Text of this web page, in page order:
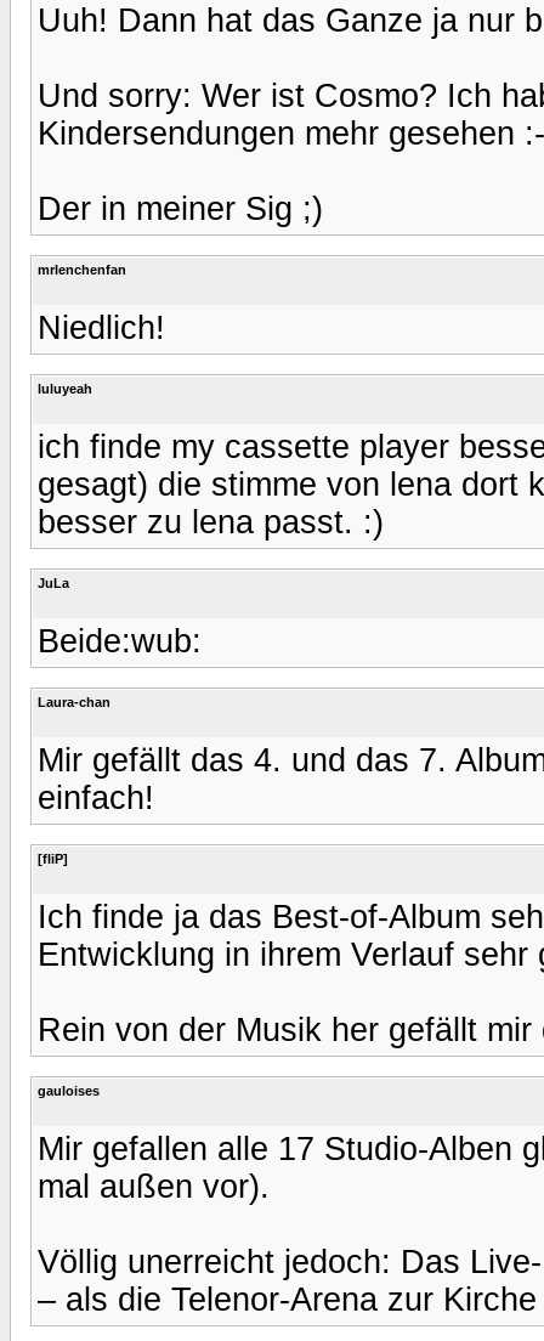
Uuh! Dann hat das Ganze ja nur
Und sorry: Wer ist Cosmo? Ich
Kindersendungen mehr gesehen
Der in meiner Sig ;)
mrlenchenfan
Niedlich!
luluyeah
ich finde my cassette player
gesagt) die stimme von lena dort
besser zu lena passt. :)
JuLa
Beide:wub:
Laura-chan
Mir gefällt das 4. und das 7.
einfach!
[fliP]
Ich finde ja das Best-of-Album
Entwicklung in ihrem Verlauf sehr
Rein von der Musik her gefällt
gauloises
Mir gefallen alle 17 Studio-Alben
mal außen vor).
Völlig unerreicht jedoch: Das
– als die Telenor-Arena zur